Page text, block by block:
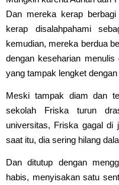
Dan mereka kerap
kerap disalahpahami
kemudian, mereka berdua
dengan keseharian
yang tampak lengket
Meski tampak diam dan
sekolah Friska turun
universitas, Friska gagal di
saat itu, dia sering hilang
Dan ditutup dengan
habis, menyisakan satu